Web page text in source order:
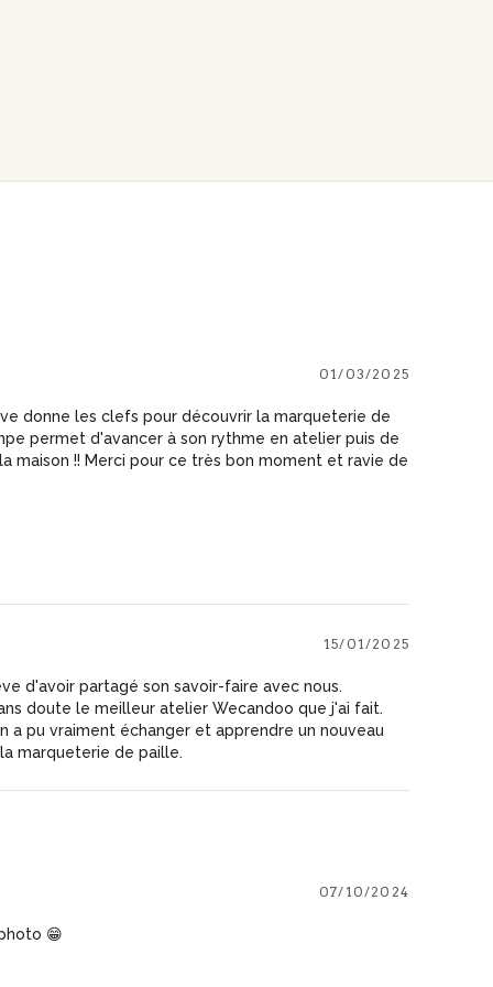
01/03/2025
donne les clefs pour découvrir la marqueterie de
permet d'avancer à son rythme en atelier puis de
maison !! Merci pour ce très bon moment et ravie de
15/01/2025
d'avoir partagé son savoir-faire avec nous.
doute le meilleur atelier Wecandoo que j'ai fait.
a pu vraiment échanger et apprendre un nouveau
marqueterie de paille.
07/10/2024
😁